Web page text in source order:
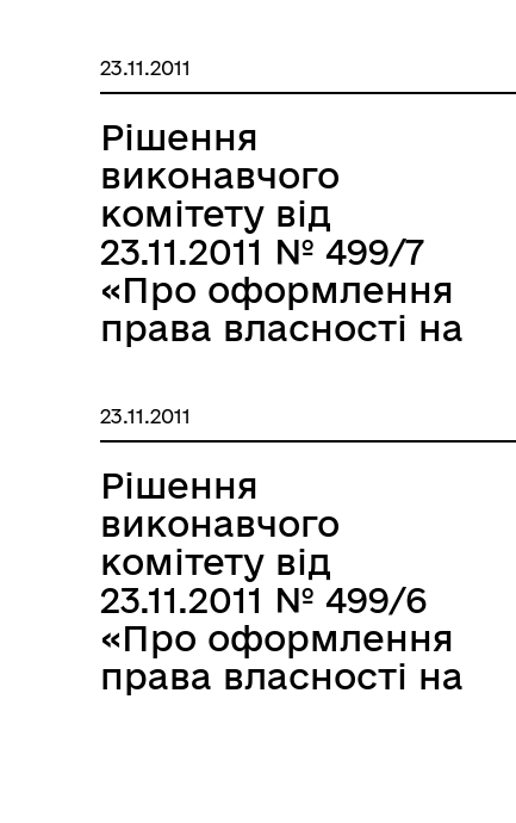
по вул.Зеленій,50 в
м.Запоріжжі за ТОВ
“Реал-Інвест”»
23.11.2011
Рішення
виконавчого
комітету від
23.11.2011 № 499/7
«Про оформлення
права власності на
негорючих
матеріалів /літ.Ф9/
по вул.Харчовій,6 за
Вишняковим В.В.»
23.11.2011
Рішення
виконавчого
комітету від
23.11.2011 № 499/6
«Про оформлення
права власності на